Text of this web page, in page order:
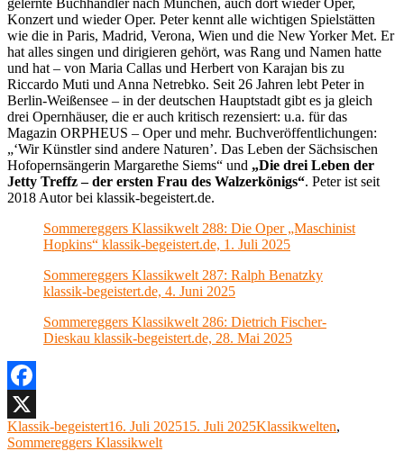
Konzert und wieder Oper. Peter kennt alle wichtigen Spielstätten
wie die in Paris, Madrid, Verona, Wien und die New Yorker Met. Er
hat alles singen und dirigieren gehört, was Rang und Namen hatte
und hat – von Maria Callas und Herbert von Karajan bis zu
Riccardo Muti und Anna Netrebko. Seit 26 Jahren lebt Peter in
Berlin-Weißensee – in der deutschen Hauptstadt gibt es ja gleich
drei Opernhäuser, die er auch kritisch rezensiert: u.a. für das
Magazin ORPHEUS – Oper und mehr. Buchveröffentlichungen:
„‘Wir Künstler sind andere Naturen’. Das Leben der Sächsischen
Hofopernsängerin Margarethe Siems“ und „Die drei Leben der
Jetty Treffz – der ersten Frau des Walzerkönigs“. Peter ist seit
2018 Autor bei klassik-begeistert.de.
Sommereggers Klassikwelt 288: Die Oper „Maschinist
Hopkins“ klassik-begeistert.de, 1. Juli 2025
Sommereggers Klassikwelt 287: Ralph Benatzky
klassik-begeistert.de, 4. Juni 2025
Sommereggers Klassikwelt 286: Dietrich Fischer-
Dieskau klassik-begeistert.de, 28. Mai 2025
Facebook
X
Autor
Klassik-begeistertVeröffentlicht
am
16. Juli 202515. Juli 2025Kategorien
Klassikwelten,
Sommereggers Klassikwelt